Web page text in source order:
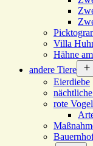
Villa
Hähne
andere Tiere
Eierdiebe
rote